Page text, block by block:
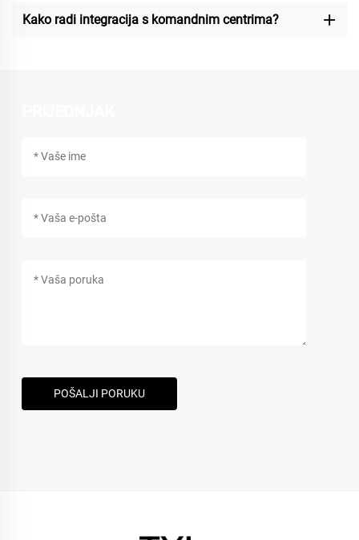
Kako radi integracija s komandnim centrima?
POŠALJI PORUKU